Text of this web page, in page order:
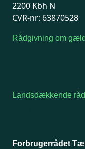
2200 Kbh N
CVR-nr: 63870528
Rådgivning om gæld
Landsdækkende
Forbrugerrådet